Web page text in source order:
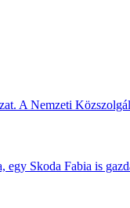
A Nemzeti
egy Skoda Fabia is